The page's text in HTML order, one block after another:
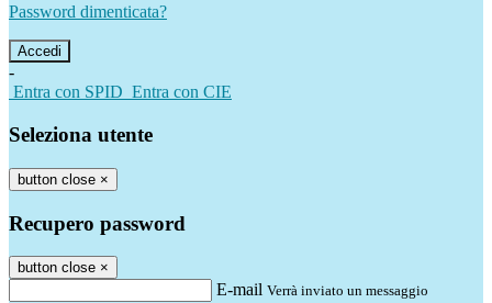
Password dimenticata?
-
Entra con SPID Entra con CIE
Seleziona utente
button close ×
Recupero password
button close ×
E-mail Verrà inviato un messaggio